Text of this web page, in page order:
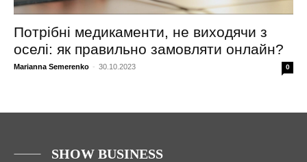
Потрібні медикаменти, не виходячи з
оселі: як правильно замовляти онлайн?
Marianna Semerenko - 30.10.2023 0
SHOW BUSINESS